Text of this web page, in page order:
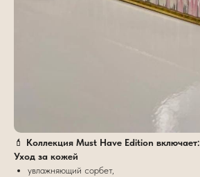
💄
Коллекция Must Have Edition включает:
Уход за кожей
увлажняющий сорбет,